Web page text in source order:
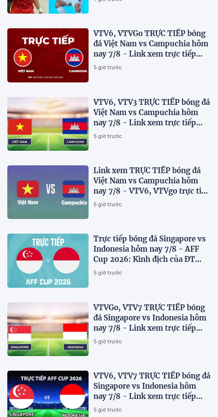
VTV6, VTVGo TRỰC TIẾP bóng
đá Việt Nam vs Campuchia hôm
nay 7/8 - Link xem trực tiếp
AFF Cup 2026 mới nhất
5 giờ trước
VTV6, VTV3 TRỰC TIẾP bóng đá
Việt Nam vs Campuchia hôm
nay 7/8 - Link xem trực tiếp
AFF Cup 2026 mới nhất
5 giờ trước
Link xem TRỰC TIẾP bóng đá
Việt Nam vs Campuchia hôm
nay 7/8 - VTV6, VTVgo trực tiếp
AFF Cup 2026
5 giờ trước
Trực tiếp bóng đá Singapore vs
Indonesia hôm nay 7/8 - AFF
Cup 2026: Kình địch của ĐT
Việt Nam thua đau?
5 giờ trước
VTVGo, VTV7 TRỰC TIẾP bóng
đá Singapore vs Indonesia hôm
nay 7/8 - Link xem trực tiếp
AFF Cup 2026 mới nhất
5 giờ trước
VTV6, VTV7 TRỰC TIẾP bóng đá
Singapore vs Indonesia hôm
nay 7/8 - Link xem trực tiếp
AFF Cup 2026 mới nhất
5 giờ trước